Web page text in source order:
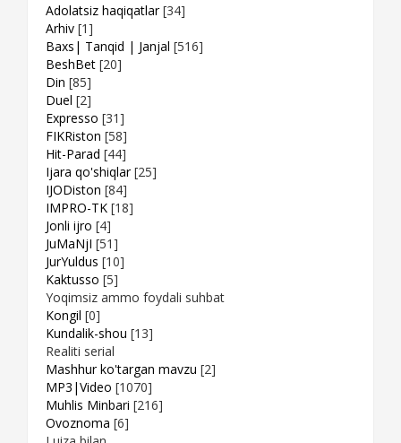
Adolatsiz haqiqatlar [34]
Arhiv [1]
Baxs| Tanqid | Janjal [516]
BeshBet [20]
Din [85]
Duel [2]
Expresso [31]
FIKRiston [58]
Hit-Parad [44]
Ijara qo'shiqlar [25]
IJODiston [84]
IMPRO-TK [18]
Jonli ijro [4]
JuMaNjI [51]
JurYuldus [10]
Kaktusso [5]
Yoqimsiz ammo foydali suhbat
Kongil [0]
Kundalik-shou [13]
Realiti serial
Mashhur ko'targan mavzu [2]
MP3|Video [1070]
Muhlis Minbari [216]
Ovoznoma [6]